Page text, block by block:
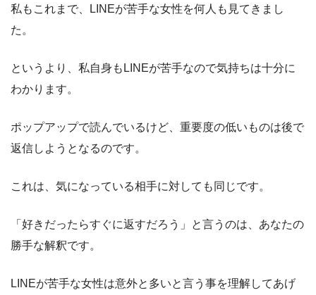
私もこれまで、LINEが苦手な女性を何人も見てきまし
た。
というより、私自身もLINEが苦手なので気持ちは十分に
わかります。
ポップアップで読んでいるけど、重要度の低いものは後で
返信しようとなるのです。
これは、気になっている相手に対しても同じです。
「好きだったらすぐに返すだろう」
と言うのは、あなたの
勝手な解釈です。
LINEが苦手な女性は意外と多いと言う事を理解してあげ